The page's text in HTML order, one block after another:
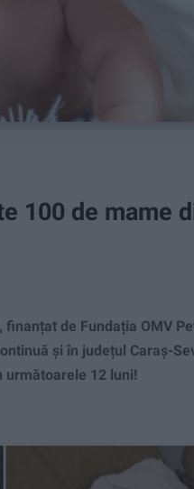
100 de mame
finanțat de Fundația OMV
și în județul Caraș-
următoarele 12 luni!